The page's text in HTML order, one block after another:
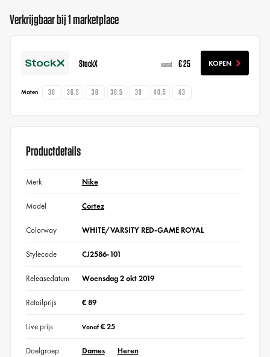
Verkrijgbaar bij 1 marketplace
StockX vanaf € 25 KOPEN
Maten 36 36.5 38 38.5 39 40.5 43
Productdetails
Merk Nike
Model Cortez
Colorway WHITE/VARSITY RED-GAME ROYAL
Stylecode CJ2586-101
Releasedatum Woensdag 2 okt 2019
Retailprijs € 89
Live prijs Vanaf€ 25
Doelgroep Dames Heren